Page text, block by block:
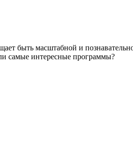
быть масштабной и
самые интересные программы?